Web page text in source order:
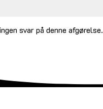
svar på denne afgørelse.